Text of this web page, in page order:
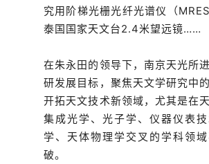
究用阶梯光栅光纤光谱仪（
泰国国家天文台2.4米望远镜……
在朱永田的领导下，南京天光所
研发展目标，聚焦天文学研究中
开拓天文技术新领域，尤其是在
集成光学、光子学、仪器仪表
学、天体物理学交叉的学科领
破。